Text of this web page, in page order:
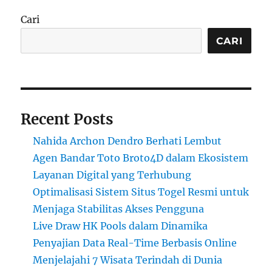
Cari
CARI
Recent Posts
Nahida Archon Dendro Berhati Lembut
Agen Bandar Toto Broto4D dalam Ekosistem
Layanan Digital yang Terhubung
Optimalisasi Sistem Situs Togel Resmi untuk
Menjaga Stabilitas Akses Pengguna
Live Draw HK Pools dalam Dinamika
Penyajian Data Real-Time Berbasis Online
Menjelajahi 7 Wisata Terindah di Dunia